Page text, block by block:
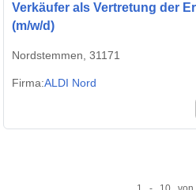
Verkäufer als Vertretung der
(m/w/d)
Nordstemmen, 31171
Firma:ALDI Nord